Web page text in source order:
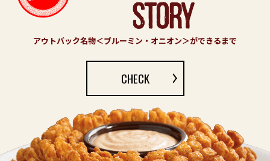
アウトバック名物＜ブルーミン・オニオン＞ができるまで
CHECK